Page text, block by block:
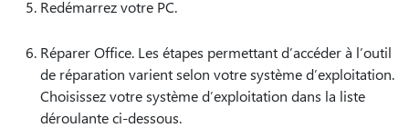
Redémarrez votre PC.
Réparer Office. Les étapes permettant d’accéder à l’outil
de réparation varient selon votre système d’exploitation.
Choisissez votre système d’exploitation dans la liste
déroulante ci-dessous.